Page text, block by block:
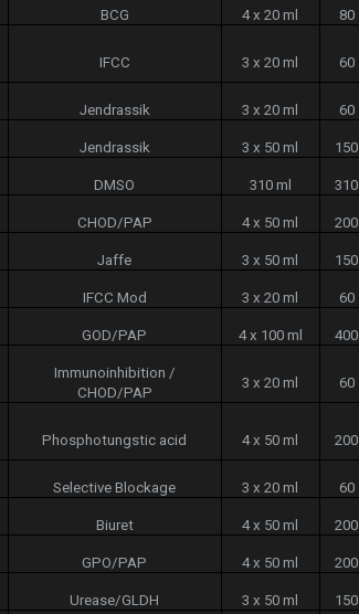
BCG 4 x 20 ml 80
IFCC 3 x 20 ml 60
Jendrassik 3 x 20 ml 60
Jendrassik 3 x 50 ml 150
DMSO 310 ml 310
CHOD/PAP 4 x 50 ml 200
Jaffe 3 x 50 ml 150
IFCC Mod 3 x 20 ml 60
GOD/PAP 4 x 100 ml 400
Immunoinhibition /
CHOD/PAP
3 x 20 ml 60
Phosphotungstic acid 4 x 50 ml 200
Selective Blockage 3 x 20 ml 60
Biuret 4 x 50 ml 200
GPO/PAP 4 x 50 ml 200
Urease/GLDH 3 x 50 ml 150